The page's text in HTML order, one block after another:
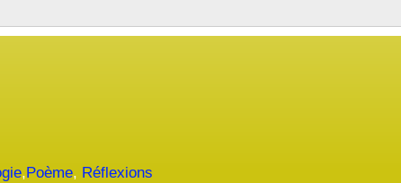
, Poème, Réflexions